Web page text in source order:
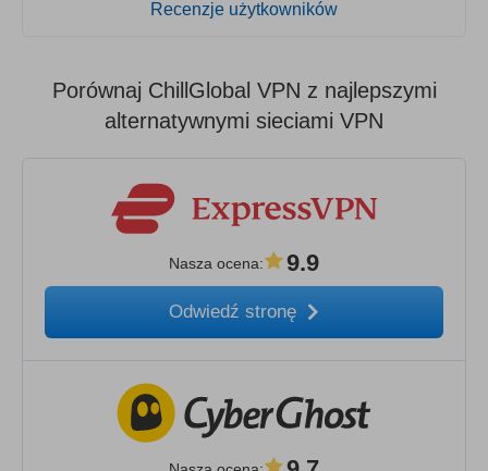
Recenzje użytkowników
Porównaj ChillGlobal VPN z najlepszymi
alternatywnymi sieciami VPN
Nasza ocena: 9.9
Odwiedź stronę